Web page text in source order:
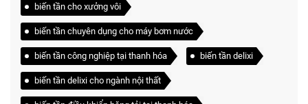
biến tần cho xưởng vôi
biến tần chuyên dụng cho máy bơm nước
biến tần công nghiệp tại thanh hóa biến tần delixi
biến tần delixi cho ngành nội thất